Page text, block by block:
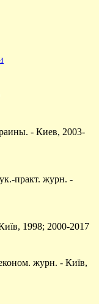
- Киев, 2003-
практ. журн. -
1998; 2000-2017
журн. - Київ,